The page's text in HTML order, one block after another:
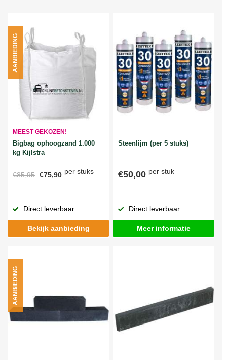
MEEST GEKOZEN!
Bigbag ophoogzand 1.000
kg Kijlstra
€85,95 €75,90 per stuks
AANBIEDING
Direct leverbaar
Bekijk aanbieding
Steenlijm (per 5 stuks)
€50,00 per stuk
Direct leverbaar
Meer informatie
AANBIEDING